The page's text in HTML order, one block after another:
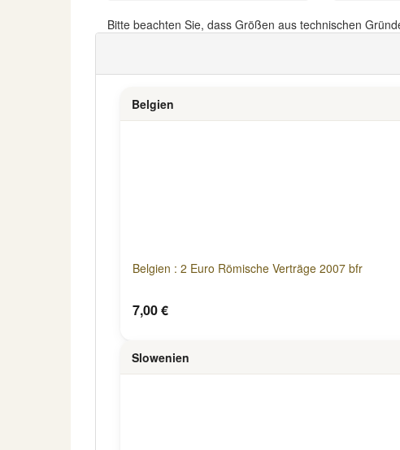
Bitte beachten Sie, dass Größen aus technischen
Belgien
Belgien : 2 Euro Römische Verträge 2007 bfr
7,00 €
Slowenien